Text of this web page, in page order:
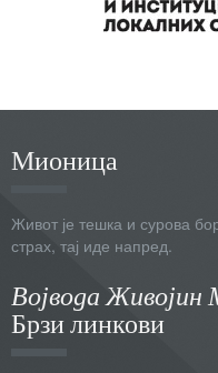
Мионица
Живот је тешка и сурова
страх, тај иде напред.
Војвода
Брзи линкови